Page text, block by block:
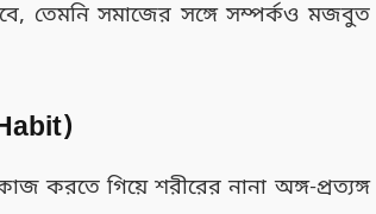
তেমনি সমাজের সঙ্গে সম্পর্কও মজবুত
করতে গিয়ে শরীরের নানা অঙ্গ-প্রত্যঙ্গ